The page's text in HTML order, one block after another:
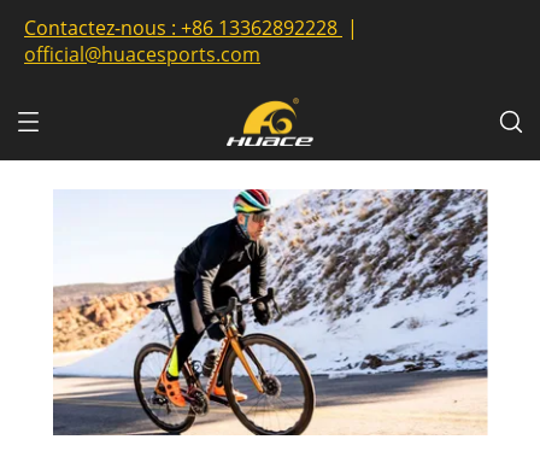
Contactez-nous : +86 13362892228 |
official@huacesports.com